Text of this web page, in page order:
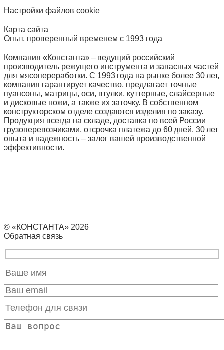
Настройки файлов cookie
Карта сайта
Опыт, проверенный временем с 1993 года
Компания «Константа» – ведущий российский
производитель режущего инструмента и запасных частей
для мясопереработки. С 1993 года на рынке более 30 лет,
компания гарантирует качество, предлагает точные
пуансоны, матрицы, оси, втулки, куттерные, слайсерные
и дисковые ножи, а также их заточку. В собственном
конструкторском отделе создаются изделия по заказу.
Продукция всегда на складе, доставка по всей России
грузоперевозчиками, отсрочка платежа до 60 дней. 30 лет
опыта и надежность – залог вашей производственной
эффективности.
© «КОНСТАНТА» 2026
Обратная связь